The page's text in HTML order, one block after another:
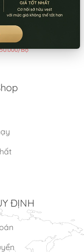
CƯỚP BIỂN 6
Bộ
Bộ
Mã:SP3580
ĐỊNH